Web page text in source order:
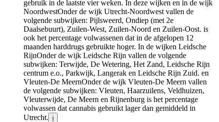
gebruik in de laatste vier weken. In deze wijken en in de wijk
NoordwestOnder de wijk Utrecht-Noordwest vallen de
volgende subwijken: Pijlsweerd, Ondiep (met 2e
Daalsebuurt), Zuilen-West, Zuilen-Noord en Zuilen-Oost. is
ook het percentage volwassenen dat in de afgelopen 12
maanden harddrugs gebruikte hoger. In de wijken Leidsche
RijnOnder de wijk Leidsche Rijn vallen de volgende
subwijken: Terwijde, De Wetering, Het Zand, Leidsche Rijn
centrum e.o., Parkwijk, Langerak en Leidsche Rijn Zuid. en
Vleuten-De MeernOnder de wijk Vleuten-De Meern vallen
de volgende subwijken: Vleuten, Haarzuilens, Veldhuizen,
Vleuterwijde, De Meern en Rijnenburg is het percentage
volwassen dat cannabis gebruikt lager dan gemiddeld in
Utrecht. i